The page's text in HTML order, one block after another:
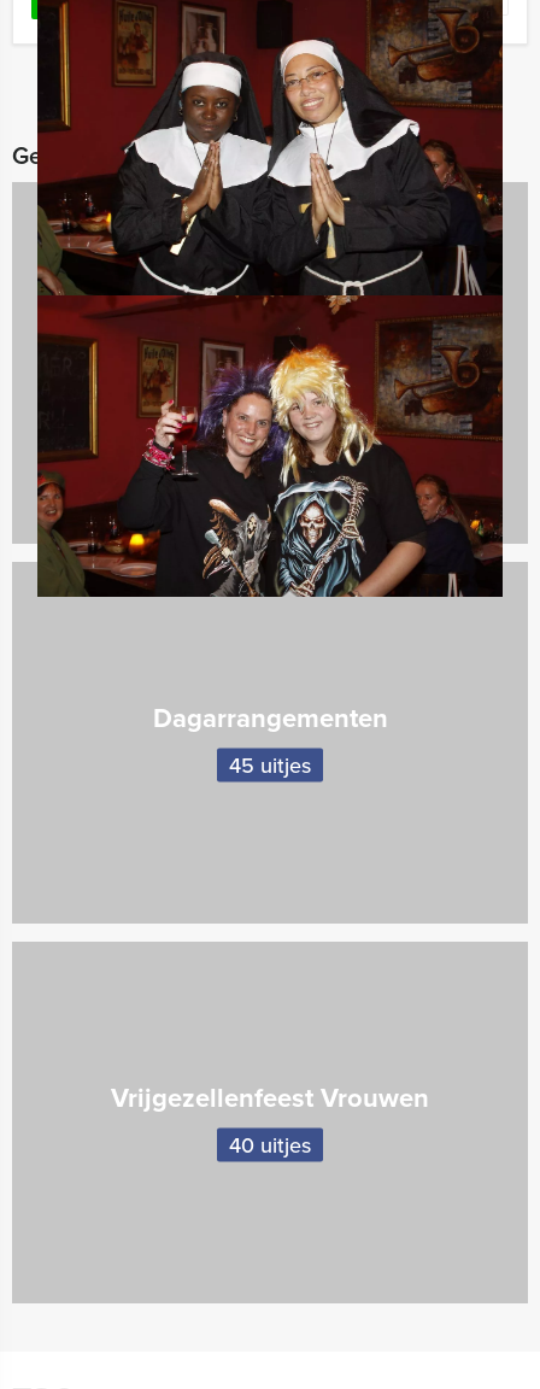
Gerelateerde categorieën
Vrijgezellenfeest Mannen
47 uitjes
Dagarrangementen
45 uitjes
Vrijgezellenfeest Vrouwen
40 uitjes